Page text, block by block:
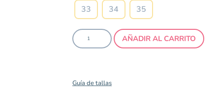
33 34 35
AÑADIR AL CARRITO
Guía de tallas